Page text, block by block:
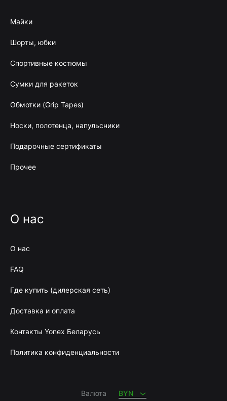
Майки
Шорты, юбки
Спортивные костюмы
Сумки для ракеток
Обмотки (Grip Tapes)
Носки, полотенца, напульсники
Подарочные сертификаты
Прочее
О нас
О нас
FAQ
Где купить (дилерская сеть)
Доставка и оплата
Контакты Yonex Беларусь
Политика конфиденциальности
Валюта BYN
BYN